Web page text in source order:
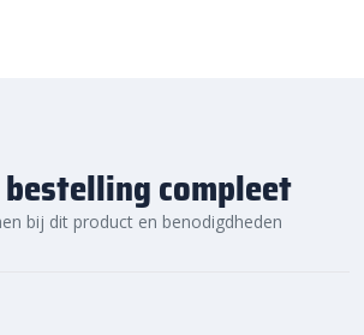
compleet
bij dit product en benodigdheden